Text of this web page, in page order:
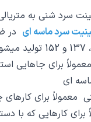
سرد شنی به
سرد ماسه ای
عرض های 90
برای جاهایی
ای
برای کارهایی که با